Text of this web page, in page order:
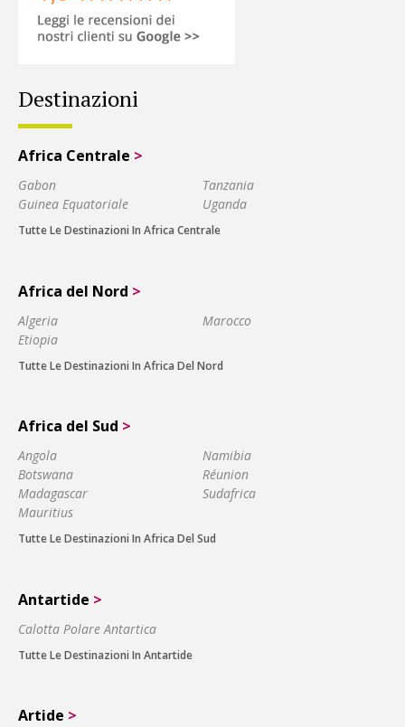
Destinazioni
Africa Centrale >
Gabon
Guinea Equatoriale
Tanzania
Uganda
Tutte Le Destinazioni In Africa Centrale
Africa del Nord >
Algeria
Etiopia
Marocco
Tutte Le Destinazioni In Africa Del Nord
Africa del Sud >
Angola
Botswana
Madagascar
Mauritius
Namibia
Réunion
Sudafrica
Tutte Le Destinazioni In Africa Del Sud
Antartide >
Calotta Polare Antartica
Tutte Le Destinazioni In Antartide
Artide >